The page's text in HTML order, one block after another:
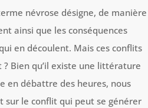
névrose désigne, de manière
ainsi que les conséquences
en découlent. Mais ces conflits
Bien qu’il existe une littérature
en débattre des heures, nous
sur le conflit qui peut se générer